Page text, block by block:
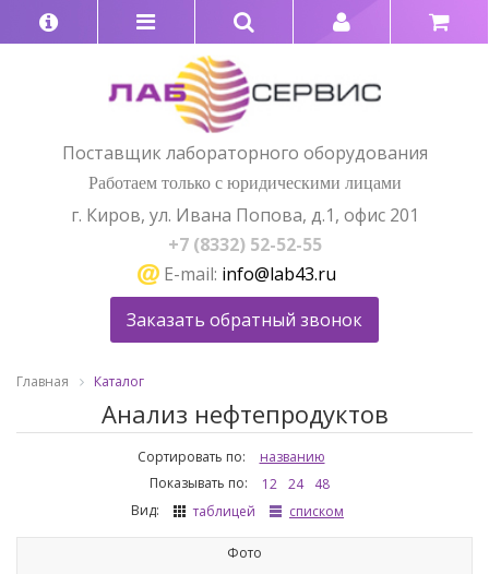
Поставщик лабораторного оборудования
Работаем только с юридическими лицами
г. Киров, ул. Ивана Попова, д.1, офис 201
+7 (8332) 52-52-55
E-mail: info@lab43.ru
Заказать обратный звонок
Главная Каталог
Анализ нефтепродуктов
Сортировать по:
названию
Показывать по:
12 24
48
Вид:
таблицей списком
Фото